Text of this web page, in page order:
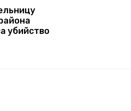
убийство